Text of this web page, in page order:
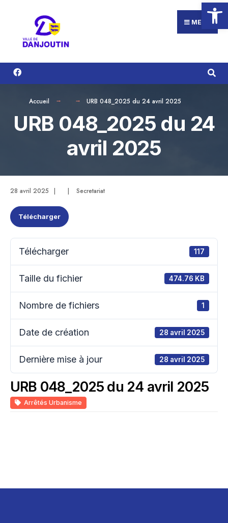
Ouvrir
contenu
MENU
Accueil URB 048_2025 du 24 avril 2025
URB 048_2025 du 24
avril 2025
28 avril 2025 | | Secretariat
Télécharger
Télécharger 117
Taille du fichier 474.76 KB
Nombre de fichiers 1
Date de création 28 avril 2025
Dernière mise à jour 28 avril 2025
URB 048_2025 du 24 avril 2025
Arrêtés Urbanisme
for: